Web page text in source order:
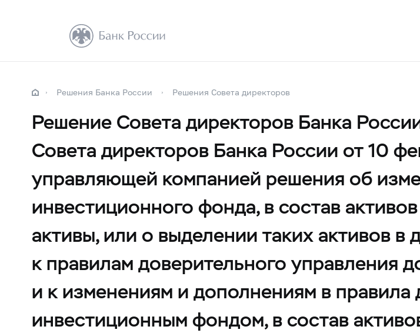
Решения Банка России Решения Совета директоров
Решение Совета директоров Банка
Совета директоров Банка России от 10
управляющей компанией решения об
инвестиционного фонда, в состав
активы, или о выделении таких активов
к правилам доверительного управления
и к изменениям и дополнениям в
инвестиционным фондом, в состав